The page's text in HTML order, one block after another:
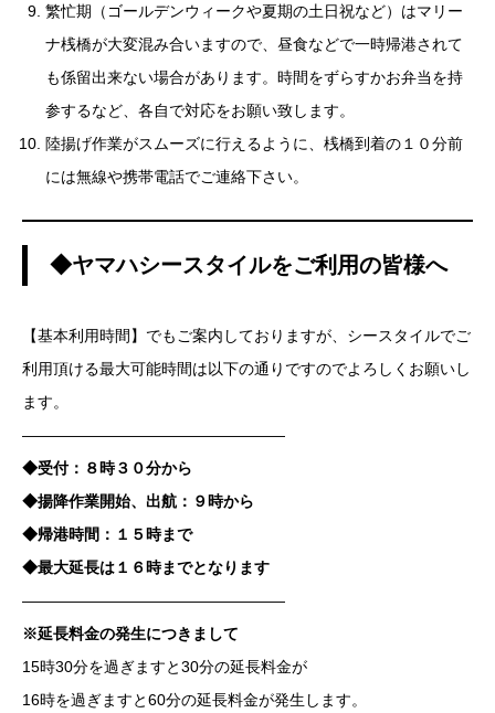
繁忙期（ゴールデンウィークや夏期の土日祝など）はマリー
ナ桟橋が大変混み合いますので、昼食などで一時帰港されて
も係留出来ない場合があります。時間をずらすかお弁当を持
参するなど、各自で対応をお願い致します。
陸揚げ作業がスムーズに行えるように、桟橋到着の１０分前
には無線や携帯電話でご連絡下さい。
◆ヤマハシースタイルをご利用の皆様へ
【基本利用時間】でもご案内しておりますが、シースタイルでご
利用頂ける最大可能時間は以下の通りですのでよろしくお願いし
ます。
—————————————————
◆受付：８時３０分から
◆揚降作業開始、出航：９時から
◆帰港時間：１５時まで
◆最大延長は１６時までとなります
—————————————————
※延長料金の発生につきまして
15時30分を過ぎますと30分の延長料金が
16時を過ぎますと60分の延長料金が発生します。